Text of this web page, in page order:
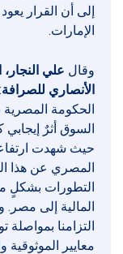
إلى أن القرار
الإمارات.
وقال علي
الأنصاري للصرافة
الحكومة
السوق أثرٌ إيجابي
حيث شهدت
المصري عن هذا
التطورات بشكلٍ
المالية إلى
التزامنا بمواصلة
معايير